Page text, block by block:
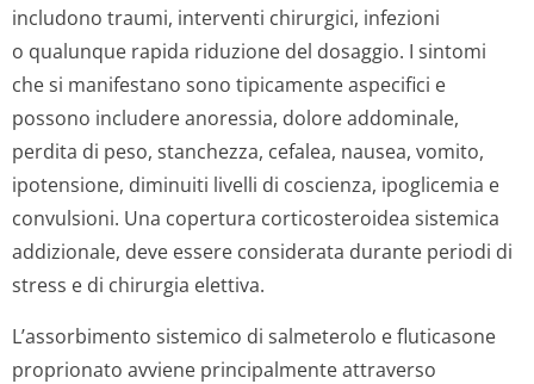
includono traumi, interventi chirurgici, infezioni
o qualunque rapida riduzione del dosaggio. I sintomi
che si manifestano sono tipicamente aspecifici e
possono includere anoressia, dolore addominale,
perdita di peso, stanchezza, cefalea, nausea, vomito,
ipotensione, diminuiti livelli di coscienza, ipoglicemia e
convulsioni. Una copertura corticosteroidea sistemica
addizionale, deve essere considerata durante periodi di
stress e di chirurgia elettiva.
L’assorbimento sistemico di salmeterolo e fluticasone
proprionato avviene principalmente attraverso